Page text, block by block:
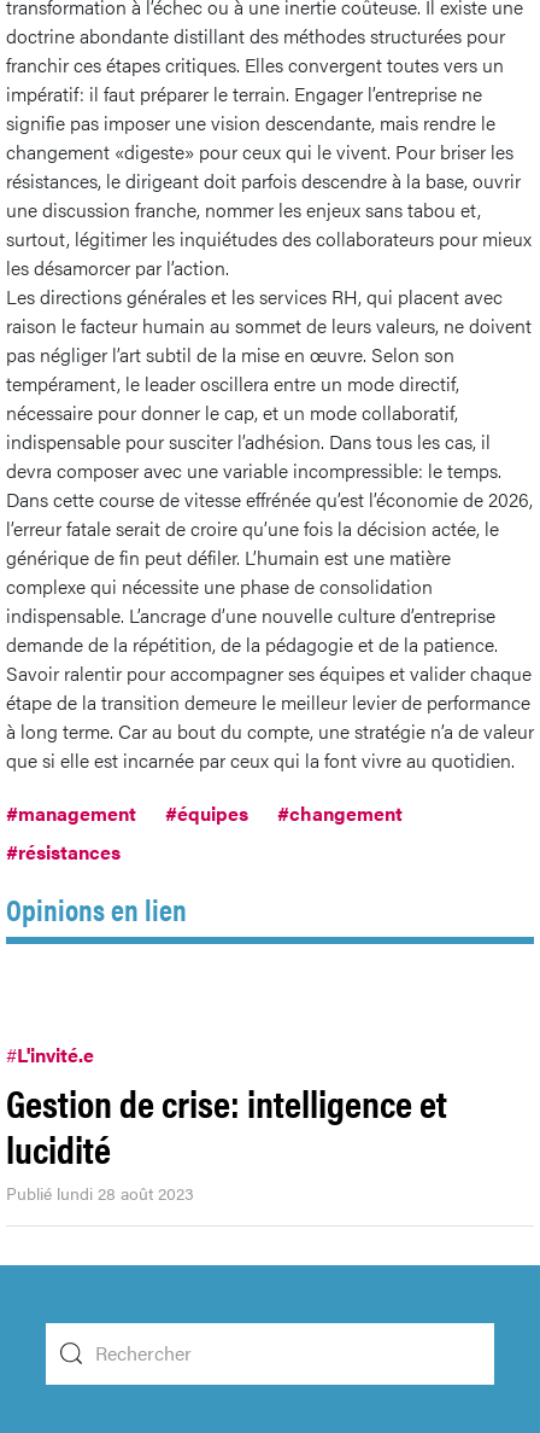
transformation à l’échec ou à une inertie coûteuse. Il existe une
doctrine abondante distillant des méthodes structurées pour
franchir ces étapes critiques. Elles convergent toutes vers un
impératif: il faut préparer le terrain. Engager l’entreprise ne
signifie pas imposer une vision descendante, mais rendre le
changement «digeste» pour ceux qui le vivent. Pour briser les
résistances, le dirigeant doit parfois descendre à la base, ouvrir
une discussion franche, nommer les enjeux sans tabou et,
surtout, légitimer les inquiétudes des collaborateurs pour mieux
les désamorcer par l’action.
Les directions générales et les services RH, qui placent avec
raison le facteur humain au sommet de leurs valeurs, ne doivent
pas négliger l’art subtil de la mise en œuvre. Selon son
tempérament, le leader oscillera entre un mode directif,
nécessaire pour donner le cap, et un mode collaboratif,
indispensable pour susciter l’adhésion. Dans tous les cas, il
devra composer avec une variable incompressible: le temps.
Dans cette course de vitesse effrénée qu’est l’économie de 2026,
l’erreur fatale serait de croire qu’une fois la décision actée, le
générique de fin peut défiler. L’humain est une matière
complexe qui nécessite une phase de consolidation
indispensable. L’ancrage d’une nouvelle culture d’entreprise
demande de la répétition, de la pédagogie et de la patience.
Savoir ralentir pour accompagner ses équipes et valider chaque
étape de la transition demeure le meilleur levier de performance
à long terme. Car au bout du compte, une stratégie n’a de valeur
que si elle est incarnée par ceux qui la font vivre au quotidien.
#management
#équipes
#changement
#résistances
Opinions en lien
#L'invité.e
Gestion de crise: intelligence et
lucidité
Publié lundi 28 août 2023